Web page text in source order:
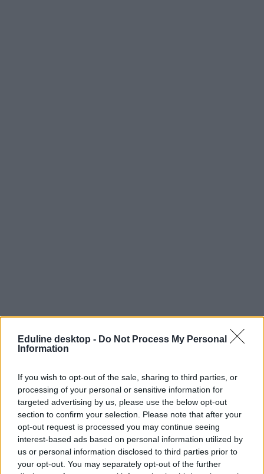
Eduline desktop - Do Not Process My Personal
Information
If you wish to opt-out of the sale, sharing to third parties, or
processing of your personal or sensitive information for
targeted advertising by us, please use the below opt-out
section to confirm your selection. Please note that after your
opt-out request is processed you may continue seeing
interest-based ads based on personal information utilized by
us or personal information disclosed to third parties prior to
your opt-out. You may separately opt-out of the further
free szfe
Pedagógusok Szakszervezete
Pedagógusok Demokratikus Szakszervezete
tanársztrájk